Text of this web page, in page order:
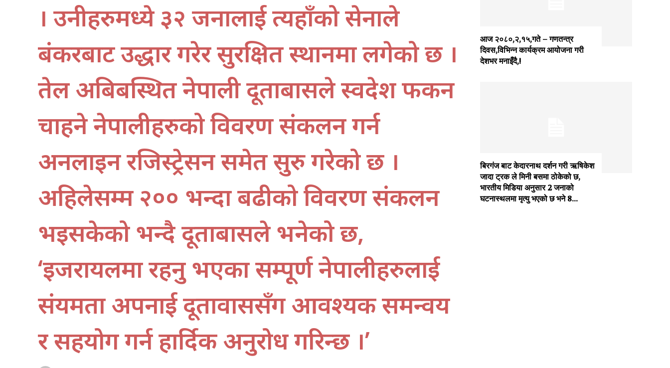
। उनीहरुमध्ये ३२ जनालाई त्यहाँको सेनाले
बंकरबाट उद्धार गरेर सुरक्षित स्थानमा लगेको छ ।
तेल अबिबस्थित नेपाली दूताबासले स्वदेश फर्किन
चाहने नेपालीहरुको विवरण संकलन गर्न
अनलाइन रजिस्ट्रेसन समेत सुरु गरेको छ ।
अहिलेसम्म २०० भन्दा बढीको विवरण संकलन
भइसकेको भन्दै दूताबासले भनेको छ,
‘इजरायलमा रहनु भएका सम्पूर्ण नेपालीहरुलाई
संयमता अपनाई दूतावाससँग आवश्यक समन्वय
र सहयोग गर्न हार्दिक अनुरोध गरिन्छ ।’
आज २०८०,२,१५,गते – गणतन्त्र
दिवस,विभिन्न कार्यक्रम आयोजना गरी
देशभर मनाइँदै,!
बिरगंज बाट केदारनाथ दर्शन गरी ऋषिकेश
जादा ट्रक ले मिनी बसमा ठोकेको छ,
भारतीय मिडिया अनुसार 2 जनाको
घटनास्थलमा मृत्यु भएको छ भने 8...